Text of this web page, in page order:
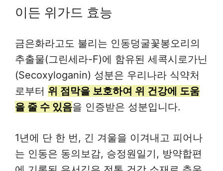
이든 위가드 효능
금은화라고도 불리는 인동덩굴꽃봉오리의
추출물(그린세라-F)에 함유된 세콕시로가닌
(Secoxyloganin) 성분은 우리나라 식약처
로부터 위 점막을 보호하여 위 건강에 도움
을 줄 수 있음을 인증받은 성분입니다.
1년에 단 한 번, 긴 겨울을 이겨내고 피어나
는 인동은 동의보감, 승정원일기, 방약합편